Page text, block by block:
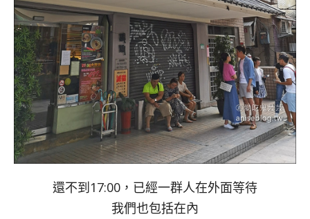
還不到17:00，已經一群人在外面等待
我們也包括在內